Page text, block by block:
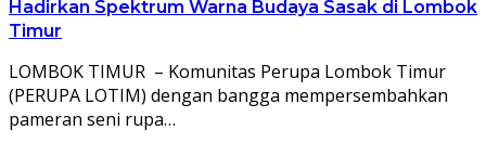
Hadirkan Spektrum Warna Budaya Sasak di Lombok
Timur
LOMBOK TIMUR – Komunitas Perupa Lombok Timur
(PERUPA LOTIM) dengan bangga mempersembahkan
pameran seni rupa…